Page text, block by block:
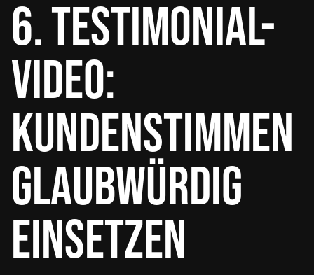
6. Testimonial-
Video:
Kundenstimmen
glaubwürdig
einsetzen